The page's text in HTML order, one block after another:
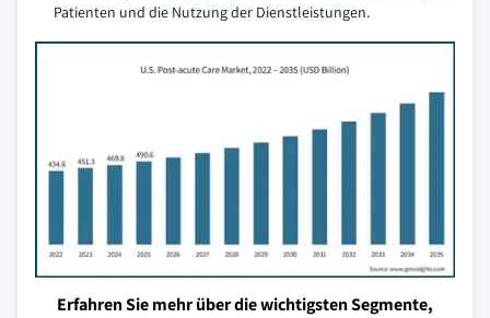
Patienten und die Nutzung der Dienstleistungen.
Erfahren Sie mehr über die wichtigsten Segmente,